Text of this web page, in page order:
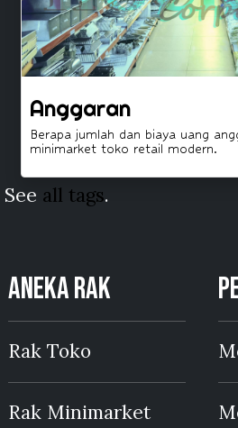
Anggaran
Berapa jumlah dan biaya uang
minimarket toko retail modern.
See all tags.
ANEKA RAK
Rak Toko
Rak Minimarket